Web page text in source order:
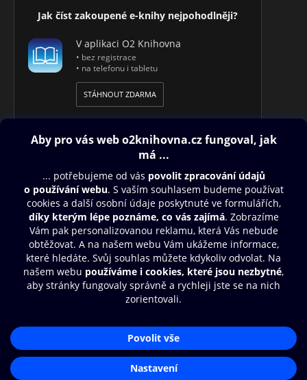
Jak číst zakoupené e-knihy nejpohodlněji?
V aplikaci O2 Knihovna
• bez registrace
• na telefonu i tabletu
STÁHNOUT ZDARMA
Obsah ke stažení
Moje O2 Knihovna
Další zábava
© O2 Czech Republic a.s.
Zásady zpracování osobních údajůAplikace O2 Knihovna
Čti a poslouchej své e-knihy a